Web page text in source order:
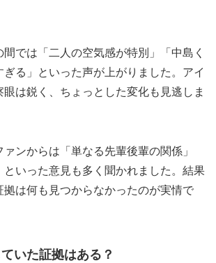
では「二人の空気感が特別」「中島く
ぎる」といった声が上がりました。アイ
眼は鋭く、ちょっとした変化も見逃しま
ンからは「単なる先輩後輩の関係」
といった意見も多く聞かれました。結果
拠は何も見つからなかったのが実情で
いた証拠はある？